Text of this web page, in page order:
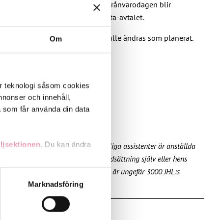
Om
teknologi såsom cookies
och innehåll,
får använda din data
. Du kan ändra
funktioner för
kombinera informationen
Marknadsföring
om att den första sjukfrånvarodagen blir
sjukdomstid i det tidigare Heta-avtalet.
även om lagstiftningen skulle ändras som planerat.
assistans. Över 20 000 personliga assistenter är anställda
där personen med funktionsnedsättning själv eller hens
av kollektivavtalet. Av dem är ungefär 3000 JHL:s